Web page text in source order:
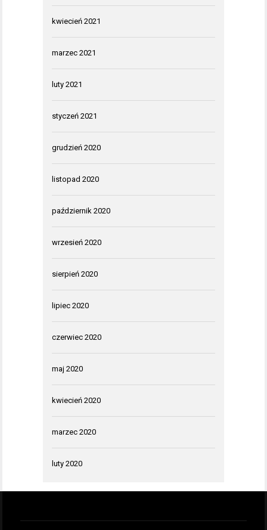
kwiecień 2021
marzec 2021
luty 2021
styczeń 2021
grudzień 2020
listopad 2020
październik 2020
wrzesień 2020
sierpień 2020
lipiec 2020
czerwiec 2020
maj 2020
kwiecień 2020
marzec 2020
luty 2020